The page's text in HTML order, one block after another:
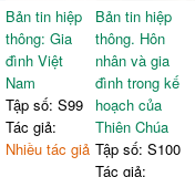
Bản tin hiệp
thông: Gia
đình Việt
Nam
Tập số: S99
Tác giả:
Nhiều tác giả
Bản tin hiệp
thông. Hôn
nhân và gia
đình trong kế
hoạch của
Thiên Chúa
Tập số: S100
Tác giả: